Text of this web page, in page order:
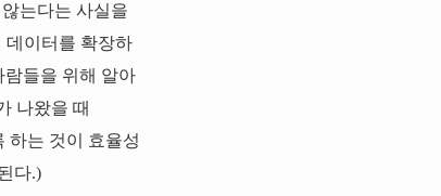
는다는 사실을
데이터를 확장하
람들을 위해 알아
나왔을 때
하는 것이 효율성
다.)